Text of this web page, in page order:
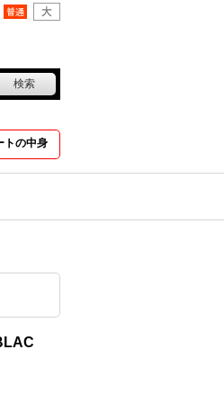
トの中身